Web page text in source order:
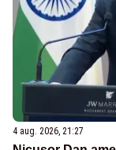
4 aug. 2026, 21:27